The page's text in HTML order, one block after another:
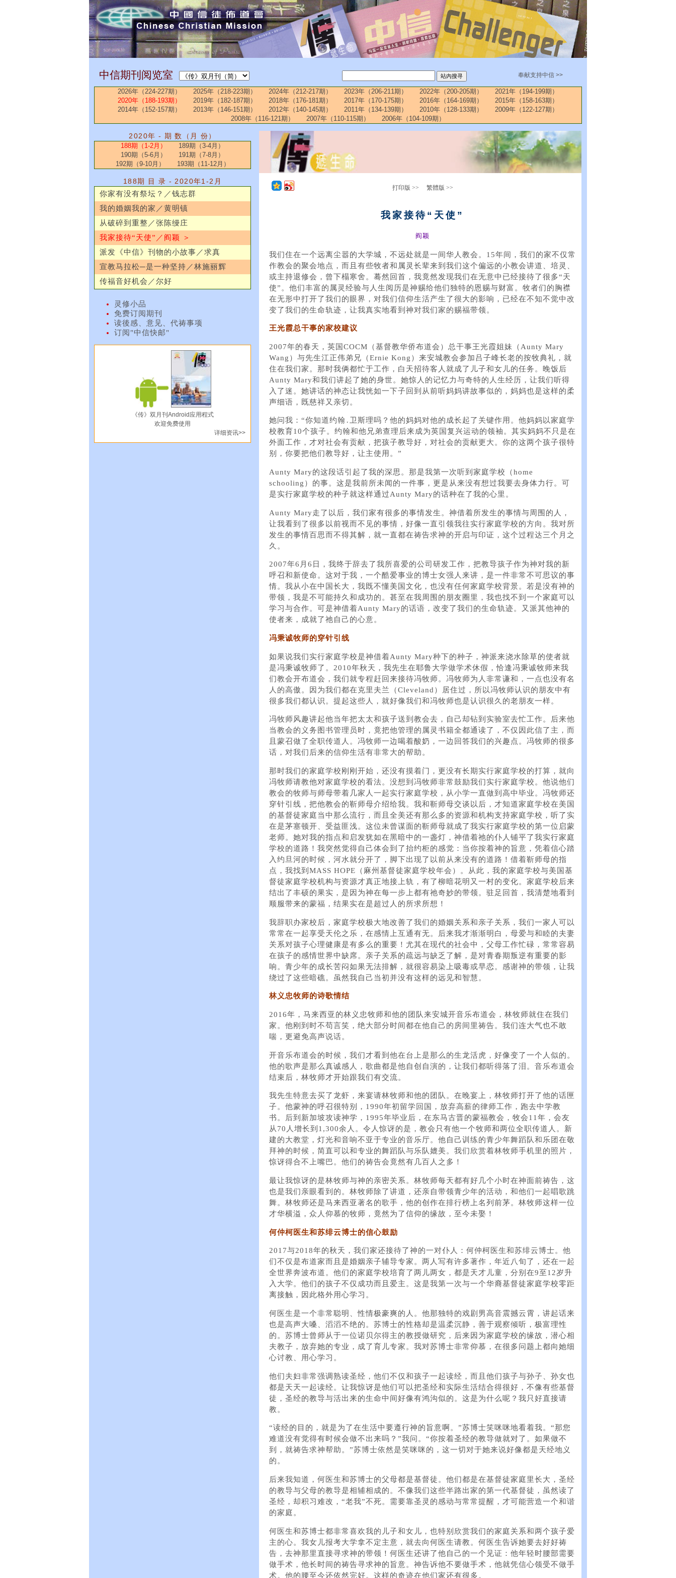
中信期刊阅览室 奉献支持中信 >>
2026年（224-227期） 2025年（218-223期） 2024年（212-217期） 2023年（206-211期） 2022年（200-205期）
2021年（194-199期）
2020年（188-193期）
2019年（182-187期） 2018年（176-181期） 2017年（170-175期） 2016年（164-169期）
2015年（158-163期）
2014年（152-157期）
2013年（146-151期） 2012年（140-145期） 2011年（134-139期） 2010年（128-133期）
2009年（122-127期）
2008年（116-121期）
2007年（110-115期） 2006年（104-109期）
2020年 - 期 数（月 份）
188期（1-2月）
189期（3-4月）
190期（5-6月）
191期（7-8月）
192期（9-10月）
193期（11-12月）
188期 目 录 - 2020年1-2月
你家有没有祭坛？／钱志群
我的婚姻我的家／黄明镇
从破碎到重整／张陈缦庄
我家接待“天使”／阎颖 ＞
派发《中信》刊物的小故事／求真
宣教马拉松─是一种坚持／林施丽辉
传福音好机会／尔好
灵修小品
免费订阅期刊
读後感、意见、代祷事项
订阅"中信快邮"
《传》双月刊Android应用程式
欢迎免费使用
详细资讯>>
打印版 >> 繁體版 >>
我家接待“天使”
阎颖
我们住在一个远离尘嚣的大学城，不远处就是一间华人教会。15年间，我们的家不仅常
作教会的聚会地点，而且有些牧者和属灵长辈来到我们这个偏远的小教会讲道、培灵、
或主持退修会，曾下榻寒舍。蓦然回首，我竟然发现我们在无意中已经接待了很多“天
使”。他们丰富的属灵经验与人生阅历是神赐给他们独特的恩赐与财富。牧者们的胸襟
在无形中打开了我们的眼界，对我们信仰生活产生了很大的影响，已经在不知不觉中改
变了我们的生命轨迹，让我真实地看到神对我们家的赐福带领。
王光霞总干事的家校建议
2007年的春天，英国COCM（基督教华侨布道会）总干事王光霞姐妹（Aunty Mary
Wang）与先生江正伟弟兄（Ernie Kong）来安城教会参加吕子峰长老的按牧典礼，就
住在我们家。那时我俩都忙于工作，白天招待客人就成了儿子和女儿的任务。晚饭后
Aunty Mary和我们讲起了她的身世。她惊人的记忆力与奇特的人生经历，让我们听得
入了迷。她讲话的神态让我恍如一下子回到从前听妈妈讲故事似的，妈妈也是这样的柔
声细语，既慈祥又亲切。
她问我：“你知道约翰․卫斯理吗？他的妈妈对他的成长起了关键作用。他妈妈以家庭学
校教育10个孩子。约翰和他兄弟查理后来成为英国复兴运动的领袖。其实妈妈不只是在
外面工作，才对社会有贡献，把孩子教导好，对社会的贡献更大。你的这两个孩子很特
别，你要把他们教导好，让主使用。”
Aunty Mary的这段话引起了我的深思。那是我第一次听到家庭学校（home
schooling）的事。这是我前所未闻的一件事，更是从来没有想过我要去身体力行。可
是实行家庭学校的种子就这样通过Aunty Mary的话种在了我的心里。
Aunty Mary走了以后，我们家有很多的事情发生。神借着所发生的事情与周围的人，
让我看到了很多以前视而不见的事情，好像一直引领我往实行家庭学校的方向。我对所
发生的事情百思而不得其解，就一直都在祷告求神的开启与印证，这个过程达三个月之
久。
2007年6月6日，我终于辞去了我所喜爱的公司研发工作，把教导孩子作为神对我的新
呼召和新使命。这对于我，一个酷爱事业的博士女强人来讲，是一件非常不可思议的事
情。我从小在中国长大，我既不懂美国文化，也没有任何家庭学校背景。若是没有神的
带领，我是不可能持久和成功的。甚至在我周围的朋友圈里，我也找不到一个家庭可以
学习与合作。可是神借着Aunty Mary的话语，改变了我们的生命轨迹。又派其他神的
使者来，成就了祂自己的心意。
冯秉诚牧师的穿针引线
如果说我们实行家庭学校是神借着Aunty Mary种下的种子，神派来浇水除草的使者就
是冯秉诚牧师了。2010年秋天，我先生在耶鲁大学做学术休假，恰逢冯秉诚牧师来我
们教会开布道会，我们就专程赶回来接待冯牧师。冯牧师为人非常谦和，一点也没有名
人的高傲。因为我们都在克里夫兰（Cleveland）居住过，所以冯牧师认识的朋友中有
很多我们都认识。提起这些人，就好像我们和冯牧师也是认识很久的老朋友一样。
冯牧师风趣讲起他当年把太太和孩子送到教会去，自己却钻到实验室去忙工作。后来他
当教会的义务图书管理员时，竟把他管理的属灵书籍全都通读了，不仅因此信了主，而
且蒙召做了全职传道人。冯牧师一边喝着酸奶，一边回答我们的兴趣点。冯牧师的很多
话，对我们后来的信仰生活有非常大的帮助。
那时我们的家庭学校刚刚开始，还没有摸着门，更没有长期实行家庭学校的打算，就向
冯牧师请教他对家庭学校的看法。没想到冯牧师非常鼓励我们实行家庭学校。他说他们
教会的牧师与师母带着几家人一起实行家庭学校，从小学一直做到高中毕业。冯牧师还
穿针引线，把他教会的靳师母介绍给我。我和靳师母交谈以后，才知道家庭学校在美国
的基督徒家庭当中那么流行，而且全美还有那么多的资源和机构支持家庭学校，听了实
在是茅塞顿开、受益匪浅。这位未曾谋面的靳师母就成了我实行家庭学校的第一位启蒙
老师。她对我的指点和启发犹如在黑暗中的一盏灯，神借着祂的仆人铺平了我实行家庭
学校的道路！我突然觉得自己体会到了抬约柜的感觉：当你按着神的旨意，凭着信心踏
入约旦河的时候，河水就分开了，脚下出现了以前从来没有的道路！借着靳师母的指
点，我找到MASS HOPE（麻州基督徒家庭学校年会）。从此，我的家庭学校与美国基
督徒家庭学校机构与资源才真正地接上轨，有了柳暗花明又一村的变化。家庭学校后来
结出了丰硕的果实，是因为神在每一步上都有祂奇妙的带领。驻足回首，我清楚地看到
顺服带来的蒙福，结果实在是超过人的所求所想！
我辞职办家校后，家庭学校极大地改善了我们的婚姻关系和亲子关系，我们一家人可以
常常在一起享受天伦之乐，在感情上互通有无。后来我才渐渐明白，母爱与和睦的夫妻
关系对孩子心理健康是有多么的重要！尤其在现代的社会中，父母工作忙碌，常常容易
在孩子的感情世界中缺席。亲子关系的疏远与缺乏了解，是对青春期叛逆有重要的影
响。青少年的成长苦闷如果无法排解，就很容易染上吸毒或早恋。感谢神的带领，让我
绕过了这些暗礁。虽然我自己当初并没有这样的远见和智慧。
林义忠牧师的诗歌情结
2016年，马来西亚的林义忠牧师和他的团队来安城开音乐布道会，林牧师就住在我们
家。他刚到时不苟言笑，绝大部分时间都在他自己的房间里祷告。我们连大气也不敢
喘，更避免高声说话。
开音乐布道会的时候，我们才看到他在台上是那么的生龙活虎，好像变了一个人似的。
他的歌声是那么真诚感人，歌曲都是他自创自演的，让我们都听得落了泪。音乐布道会
结束后，林牧师才开始跟我们有交流。
我先生特意去买了龙虾，来宴请林牧师和他的团队。在晚宴上，林牧师打开了他的话匣
子。他蒙神的呼召很特别，1990年初留学回国，放弃高薪的律师工作，跑去中学教
书。后到新加坡攻读神学，1995年毕业后，在东马古晋的蒙福教会，牧会11年，会友
从70人增长到1,300余人。令人惊讶的是，教会只有他一个牧师和两位全职传道人。新
建的大教堂，灯光和音响不亚于专业的音乐厅。他自己训练的青少年舞蹈队和乐团在敬
拜神的时候，简直可以和专业的舞蹈队与乐队媲美。我们欣赏着林牧师手机里的照片，
惊讶得合不上嘴巴。他们的祷告会竟然有几百人之多！
最让我惊讶的是林牧师与神的亲密关系。林牧师每天都有好几个小时在神面前祷告，这
也是我们亲眼看到的。林牧师除了讲道，还亲自带领青少年的活动，和他们一起唱歌跳
舞。林牧师还是马来西亚著名的歌手，他的创作在排行榜上名列前茅。林牧师这样一位
才华横溢，众人仰慕的牧师，竟然为了信仰的缘故，至今未娶！
何仲柯医生和苏绯云博士的信心鼓励
2017与2018年的秋天，我们家还接待了神的一对仆人：何仲柯医生和苏绯云博士。他
们不仅是布道家而且是婚姻亲子辅导专家。两人写有许多著作，年近八旬了，还在一起
全世界奔波布道。他们的家庭学校培育了两儿两女，都是天才儿童，分别在9至12岁升
入大学。他们的孩子不仅成功而且爱主。这是我第一次与一个华裔基督徒家庭学校零距
离接触，因此格外用心学习。
何医生是一个非常聪明、性情极豪爽的人。他那独特的戏剧男高音震撼云霄，讲起话来
也是高声大嗓、滔滔不绝的。苏博士的性格却是温柔沉静，善于观察倾听，极富理性
的。苏博士曾师从于一位诺贝尔得主的教授做研究，后来因为家庭学校的缘故，潜心相
夫教子，放弃她的专业，成了育儿专家。我对苏博士非常仰慕，在很多问题上都向她细
心讨教、用心学习。
他们夫妇非常强调熟读圣经，他们不仅和孩子一起读经，而且他们孩子与孙子、孙女也
都是天天一起读经。让我惊讶是他们可以把圣经和实际生活结合得很好，不像有些基督
徒，圣经的教导与活出来的生命中间好像有鸿沟似的。这是为什么呢？我只好直接请
教。
“读经的目的，就是为了在生活中要遵行神的旨意啊。”苏博士笑咪咪地看着我。“那您
难道没有觉得有时候会做不出来吗？”我问。“你按着圣经的教导做就对了。如果做不
到，就祷告求神帮助。”苏博士依然是笑咪咪的，这一切对于她来说好像都是天经地义
的。
后来我知道，何医生和苏博士的父母都是基督徒。他们都是在基督徒家庭里长大，圣经
的教导与父母的教导是相辅相成的。不像我们这些半路出家的第一代基督徒，虽然读了
圣经，却积习难改，“老我”不死。需要靠圣灵的感动与常常提醒，才可能营造一个和谐
的家庭。
何医生和苏博士都非常喜欢我的儿子和女儿，也特别欣赏我们的家庭关系和两个孩子爱
主的心。我女儿报考大学拿不定主意，就去向何医生请教。何医生告诉她要去好好祷
告，去神那里直接寻求神的带领！何医生还讲了他自己的一个见证：他年轻时腰部需要
做手术，他长时间的祷告寻求神的旨意。神告诉他不要做手术，他就凭信心领受不做手
术。他的腰至今还依然完好。这样的奇迹在他们家还有很多。